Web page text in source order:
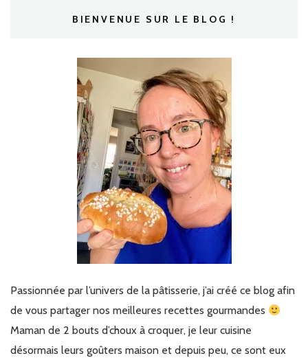
BIENVENUE SUR LE BLOG !
Passionnée par l’univers de la pâtisserie, j’ai créé ce blog afin
de vous partager nos meilleures recettes gourmandes
Maman de 2 bouts d’choux à croquer, je leur cuisine
désormais leurs goûters maison et depuis peu, ce sont eux